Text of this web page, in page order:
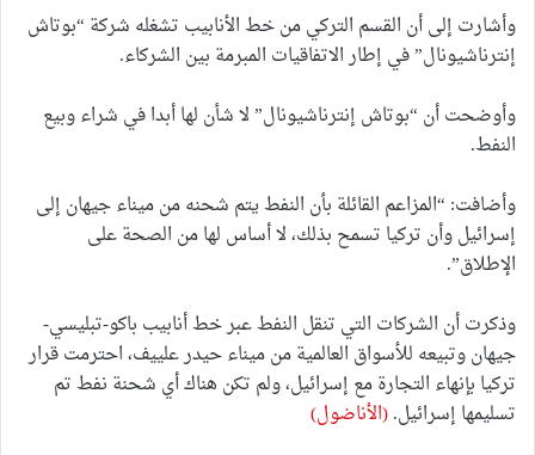
وأشارت إلى أن القسم التركي من خط الأنابيب تشغله شركة “بوتاش
إنترناشيونال” في إطار الاتفاقيات المبرمة بين الشركاء.
وأوضحت أن “بوتاش إنترناشيونال” لا شأن لها أبدا في شراء وبيع
النفط.
وأضافت: “المزاعم القائلة بأن النفط يتم شحنه من ميناء جيهان إلى
إسرائيل وأن تركيا تسمح بذلك، لا أساس لها من الصحة على
الإطلاق”.
وذكرت أن الشركات التي تنقل النفط عبر خط أنابيب باكو-تبليسي-
جيهان وتبيعه للأسواق العالمية من ميناء حيدر علييف، احترمت قرار
تركيا بإنهاء التجارة مع إسرائيل، ولم تكن هناك أي شحنة نفط تم
تسليمها إسرائيل.(الأناضول)